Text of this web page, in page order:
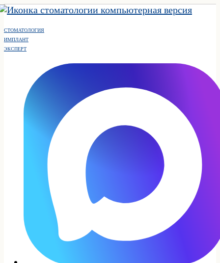
СТОМАТОЛОГИЯ
ИМПЛАНТ
ЭКСПЕРТ